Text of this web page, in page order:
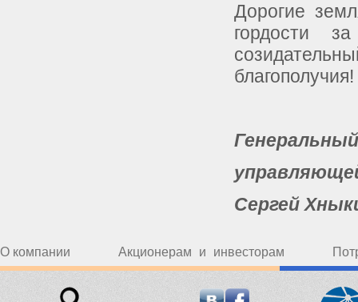
Дорогие
гордости
благополучия!
Сергей
О компании Акционерам и инвесторам